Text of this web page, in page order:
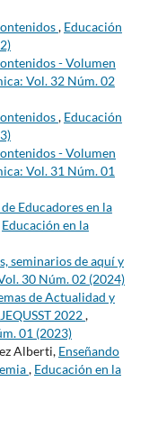
, Educación
- Volumen
Vol. 32 Núm. 02
, Educación
- Volumen
Vol. 31 Núm. 01
Educadores en la
Educación en la
seminarios de aquí y
30 Núm. 02 (2024)
de Actualidad y
2022,
01 (2023)
Alberti, Enseñando
, Educación en la